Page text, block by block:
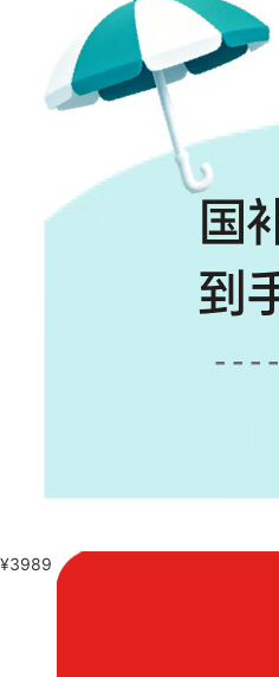
¥3989